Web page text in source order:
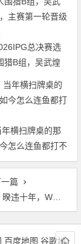
总决赛选
猎B组，吴武煌
赛第一轮晋级版
年横扫牌桌的那
怎么连鱼都打不
篇
亚洲！2026 APL济州站6月19-28日盛大登场！
百度地图 谷歌地